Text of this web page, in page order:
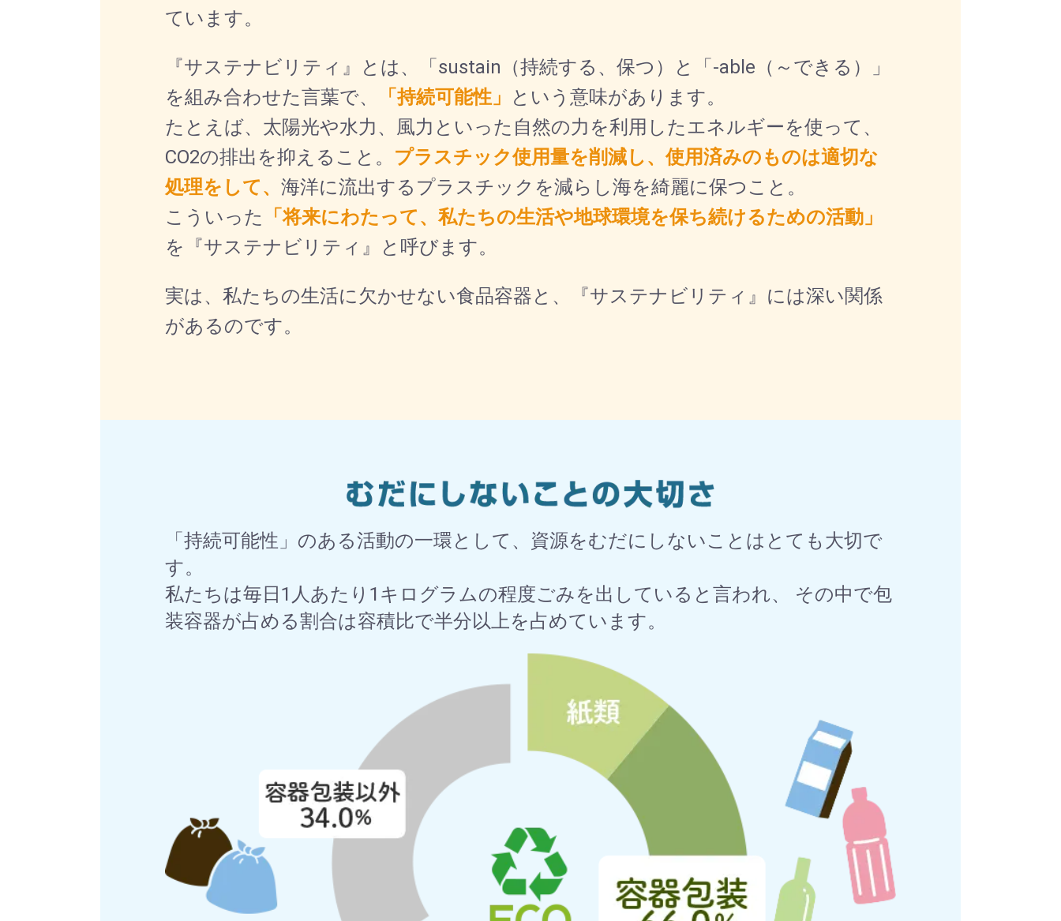
ています。
『サステナビリティ』とは、「sustain（持続する、保つ）と「-able（～できる）」
を組み合わせた言葉で、
「持続可能性」
という意味があります。
たとえば、太陽光や水力、風力といった自然の力を利用したエネルギーを使って、
CO2の排出を抑えること。 プラスチック使用量を削減し、使用済みのものは適切な
処理をして、 海洋に流出するプラスチックを減らし海を綺麗に保つこと。
こういった
「将来にわたって、私たちの生活や地球環境を保ち続けるための活動」
を『サステナビリティ』と呼びます。
実は、私たちの生活に欠かせない食品容器と、『サステナビリティ』には深い関係
があるのです。
「持続可能性」のある活動の一環として、資源をむだにしないことはとても大切で
す。
私たちは毎日1人あたり1キログラムの程度ごみを出していると言われ、 その中で包
装容器が占める割合は容積比で半分以上を占めています。